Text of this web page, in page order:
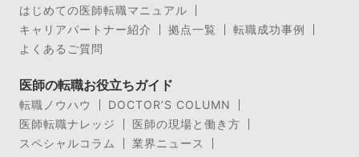
はじめての医師転職マニュアル
キャリアパートナー紹介
拠点一覧
転職成功事例
よくあるご質問
医師の転職お役立ちガイド
転職ノウハウ
DOCTOR’S COLUMN
医師転職ナレッジ
医師の現場と働き方
スペシャルコラム
業界ニュース